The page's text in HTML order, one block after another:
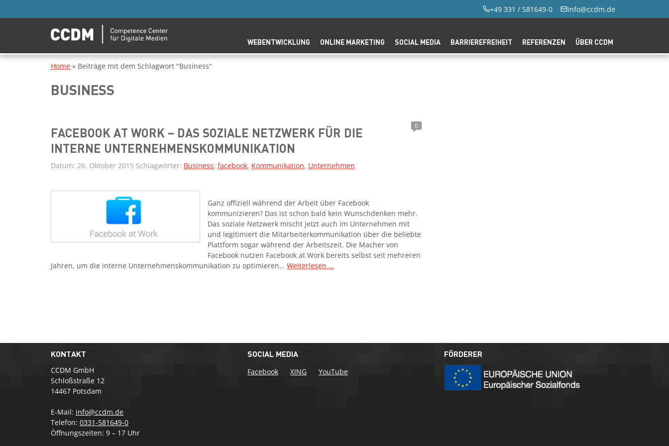
+49 331 / 581649-0 info@ccdm.de
WEBENTWICKLUNG ONLINE MARKETING SOCIAL MEDIA BARRIEREFREIHEIT REFERENZEN ÜBER CCDM
Home » Beiträge mit dem Schlagwort "Business"
BUSINESS
FACEBOOK AT WORK – DAS SOZIALE NETZWERK FÜR DIE
INTERNE UNTERNEHMENSKOMMUNIKATION
0
Datum: 26. Oktober 2015 Schlagwörter: Business, facebook, Kommunikation, Unternehmen
Ganz offiziell während der Arbeit über Facebook
kommunizieren? Das ist schon bald kein Wunschdenken mehr.
Das soziale Netzwerk mischt jetzt auch im Unternehmen mit
und legitimiert die Mitarbeiterkommunikation über die beliebte
Plattform sogar während der Arbeitszeit. Die Macher von
Facebook nutzen Facebook at Work bereits selbst seit mehreren
Jahren, um die interne Unternehmenskommunikation zu optimieren… Weiterlesen …
KONTAKT
CCDM GmbH
Schloßstraße 12
14467 Potsdam
E-Mail: info@ccdm.de
Telefon: 0331-581649-0
Öffnungszeiten: 9 – 17 Uhr
SOCIAL MEDIA
Facebook
XING YouTube
FÖRDERER